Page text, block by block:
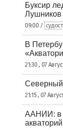
Буксир
Лушников
09:00 /
В
21:30 , 07
Северный
21:15 , 07
ААНИИ: в